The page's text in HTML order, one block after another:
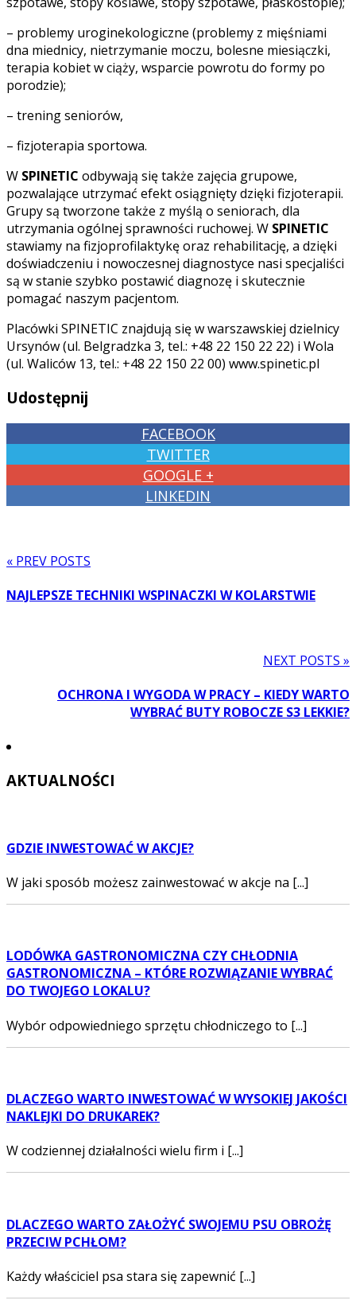
– problemy uroginekologiczne (problemy z mięśniami
dna miednicy, nietrzymanie moczu, bolesne miesiączki,
terapia kobiet w ciąży, wsparcie powrotu do formy po
porodzie);
– trening seniorów,
– fizjoterapia sportowa.
W SPINETIC odbywają się także zajęcia grupowe,
pozwalające utrzymać efekt osiągnięty dzięki fizjoterapii.
Grupy są tworzone także z myślą o seniorach, dla
utrzymania ogólnej sprawności ruchowej. W SPINETIC
stawiamy na fizjoprofilaktykę oraz rehabilitację, a dzięki
doświadczeniu i nowoczesnej diagnostyce nasi specjaliści
są w stanie szybko postawić diagnozę i skutecznie
pomagać naszym pacjentom.
Placówki SPINETIC znajdują się w warszawskiej dzielnicy
Ursynów (ul. Belgradzka 3, tel.: +48 22 150 22 22) i Wola
(ul. Waliców 13, tel.: +48 22 150 22 00) www.spinetic.pl
Udostępnij
FACEBOOK
TWITTER
GOOGLE +
LINKEDIN
« PREV POSTS
NAJLEPSZE TECHNIKI WSPINACZKI W KOLARSTWIE
NEXT POSTS »
OCHRONA I WYGODA W PRACY – KIEDY WARTO
WYBRAĆ BUTY ROBOCZE S3 LEKKIE?
AKTUALNOŚCI
GDZIE INWESTOWAĆ W AKCJE?
W jaki sposób możesz zainwestować w akcje na [...]
LODÓWKA GASTRONOMICZNA CZY CHŁODNIA
GASTRONOMICZNA – KTÓRE ROZWIĄZANIE WYBRAĆ
DO TWOJEGO LOKALU?
Wybór odpowiedniego sprzętu chłodniczego to [...]
DLACZEGO WARTO INWESTOWAĆ W WYSOKIEJ JAKOŚCI
NAKLEJKI DO DRUKAREK?
W codziennej działalności wielu firm i [...]
DLACZEGO WARTO ZAŁOŻYĆ SWOJEMU PSU OBROŻĘ
PRZECIW PCHŁOM?
Każdy właściciel psa stara się zapewnić [...]